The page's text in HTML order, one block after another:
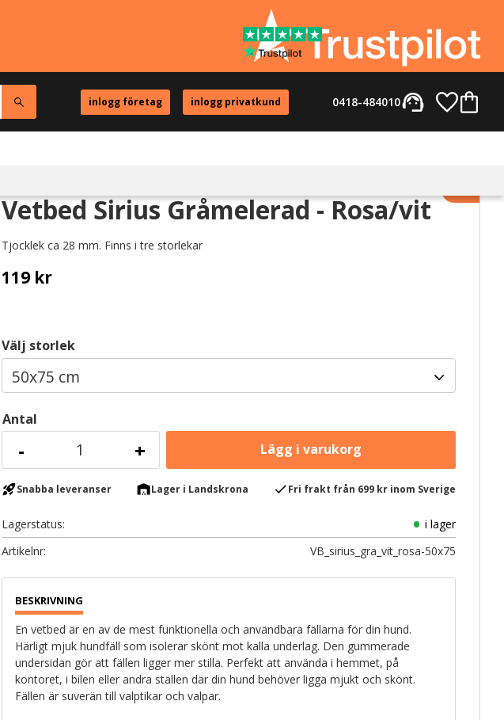
inlogg företag inlogg privatkund support_agent
0418-484010
Vetbed Sirius Gråmelerad - Rosa/vit
Tjocklek ca 28 mm. Finns i tre storlekar
119kr
Välj storlek
Antal
+
-
Lägg
rocket_launchSnabba leveranser warehouseLager i Landskrona checkFri frakt från 699 kr inom Sverige
Lagerstatus
i lager
Artikelnr
VB_sirius_gra_vit_rosa-50x75
En vetbed är en av de mest funktionella och användbara fällarna för din hund.
Härligt mjuk hundfäll som isolerar skönt mot kalla underlag. Den gummerade
undersidan gör att fällen ligger mer stilla. Perfekt att använda i hemmet, på
kontoret, i bilen eller andra ställen där din hund behöver ligga mjukt och skönt.
Fällen är suverän till valptikar och valpar.